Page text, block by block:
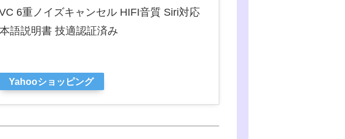
6重ノイズキャンセル HIFI音質 Siri対応
語説明書 技適認証済み
Yahooショッピング